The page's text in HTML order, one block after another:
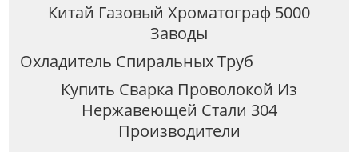
Китай Газовый Хроматограф 5000
Заводы
Охладитель Спиральных Труб
Купить Сварка Проволокой Из
Нержавеющей Стали 304
Производители